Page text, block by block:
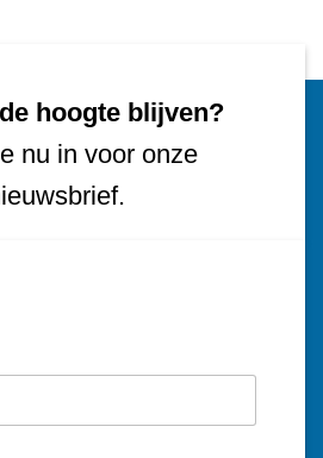
hoogte blijven?
nu in voor onze